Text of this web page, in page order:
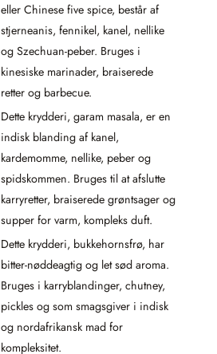
eller Chinese five spice, består af
stjerneanis, fennikel, kanel, nellike
og Szechuan-peber. Bruges i
kinesiske marinader, braiserede
retter og barbecue.
Dette krydderi, garam masala, er en
indisk blanding af kanel,
kardemomme, nellike, peber og
spidskommen. Bruges til at afslutte
karryretter, braiserede grøntsager og
supper for varm, kompleks duft.
Dette krydderi, bukkehornsfrø, har
bitter-nøddeagtig og let sød aroma.
Bruges i karryblandinger, chutney,
pickles og som smagsgiver i indisk
og nordafrikansk mad for
kompleksitet.